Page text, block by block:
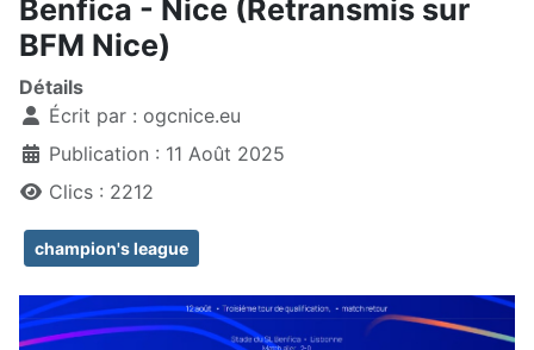
Benfica - Nice (Retransmis sur
BFM Nice)
Détails
Écrit par : ogcnice.eu
Publication : 11 Août 2025
Clics : 2212
champion's league